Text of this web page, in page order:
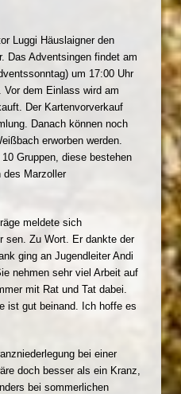
Luggi Häuslaigner den
Das Adventsingen findet am
um 17:00 Uhr
dem Einlass wird am
Der Kartenvorverkauf
Danach können noch
erworben werden.
Gruppen, diese bestehen
des Marzoller
meldete sich
sen. Zu Wort. Er dankte der
ging an Jugendleiter Andi
nehmen sehr viel Arbeit auf
mit Rat und Tat dabei.
ist gut beinand. Ich hoffe es
bei einer
doch besser als ein Kranz,
bei sommerlichen